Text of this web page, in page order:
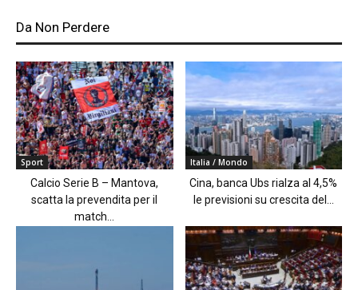
Da Non Perdere
Sport
Calcio Serie B – Mantova,
scatta la prevendita per il
match...
Italia / Mondo
Cina, banca Ubs rialza al 4,5%
le previsioni su crescita del...